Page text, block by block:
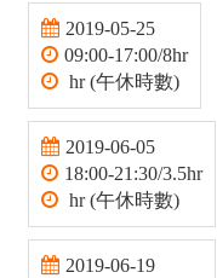
2019-05-25
09:00-17:00/8hr
hr (午休時數)
2019-06-05
18:00-21:30/3.5hr
hr (午休時數)
2019-06-19